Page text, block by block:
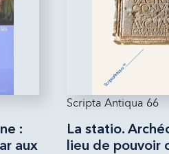
:
aux
Scripta Antiqua 66
La statio.
lieu de pouvoir